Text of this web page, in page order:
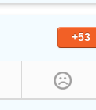
+53